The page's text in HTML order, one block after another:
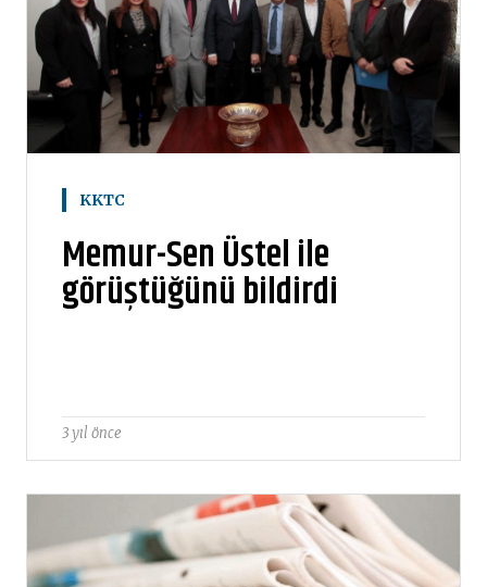
KKTC
Memur-Sen Üstel ile
görüştüğünü bildirdi
3 yıl önce